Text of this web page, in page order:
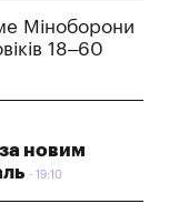
Міноборони
18–60
новим
19:10